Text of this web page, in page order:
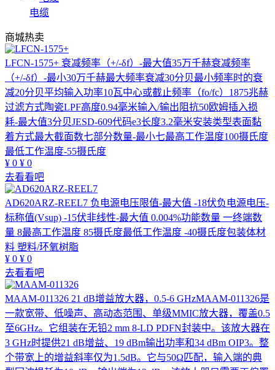
电缆
商城热卖
LFCN-1575+ 衰减频率（+/-δf）-最大值35万千赫衰减频率
（+/-δf）-最小30万千赫最大频率衰减30分贝最小频率时的衰
减20分贝平均输入功率10瓦中心或截止频率（fo/fc）1875兆赫
过滤方式陶瓷LPF高度0.94毫米输入/输出阻抗50欧姆插入损
耗-最大值3分贝JESD-609代码e3长度3.2毫米安装类型表面黏
着方式最大截面数七部分数量-最小七最高工作温度100摄氏度
最低工作温度-55摄氏度
¥ 0 ¥ 0
去看看吧
AD620ARZ-REEL7 负电源电压限值-最大值 -18伏负电源电压-
标称值(Vsup) -15伏非线性-最大值 0.004%功能数量 一终端数
量 8最高工作温度 85摄氏度最低工作温度 -40摄氏度包装体材
料 塑料/环氧树脂
¥ 0 ¥ 0
去看看吧
MAAM-011326 21 dB增益放大器，0.5-6 GHzMAAM-011326是
一款宽带、低噪声、高动态范围、单级MMIC放大器，覆盖0.5
至6GHz。它组装在无铅2 mm 8-LD PDFN封装中。该放大器在
3 GHz时提供21 dB增益、19 dBm输出功率和34 dBm OIP3。整
个带宽上的增益斜率仅为1.5dB。它与50Ω匹配，输入端的典